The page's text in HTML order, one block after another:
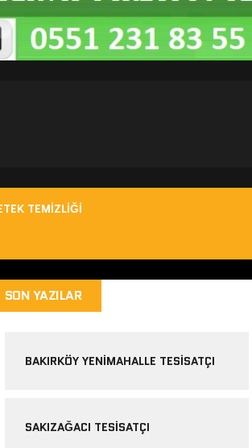
TEMIZLIĞI
SON YAZILAR
BAKIRKÖY YENIMAHALLE TESISATÇI
SAKIZAĞACI TESISATÇI